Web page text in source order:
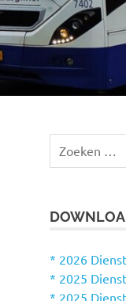
e
n
a
a
* 2026
* 2025
* 2025